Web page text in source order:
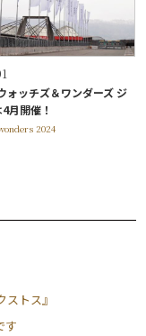
ォッチズ＆ワンダーズ ジ
月開催！
2024
トス』
す